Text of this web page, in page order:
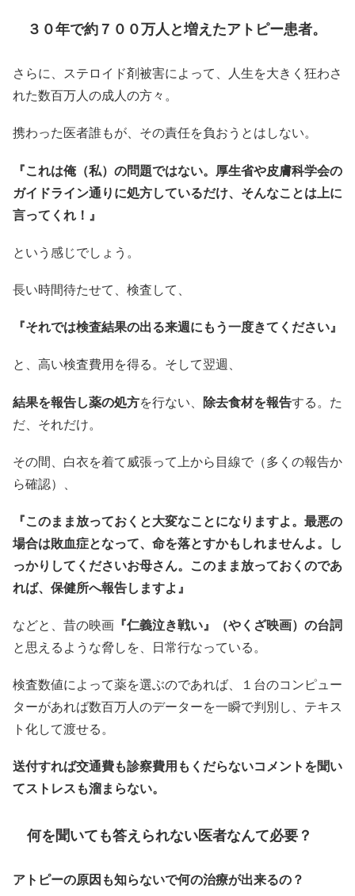
３０年で約７００万人と増えたアトピー患者。
さらに、ステロイド剤被害によって、人生を大きく狂わさ
れた数百万人の成人の方々。
携わった医者誰もが、その責任を負おうとはしない。
『これは俺（私）の問題ではない。厚生省や皮膚科学会の
ガイドライン通りに処方しているだけ、そんなことは上に
言ってくれ！』
という感じでしょう。
長い時間待たせて、検査して、
『それでは検査結果の出る来週にもう一度きてください』
と、高い検査費用を得る。そして翌週、
結果を報告し薬の処方を行ない、 除去食材を報告する。た
だ、それだけ。
その間、白衣を着て威張って上から目線で（多くの報告か
ら確認）、
『このまま放っておくと大変なことになりますよ。最悪の
場合は敗血症となって、命を落とすかもしれませんよ。し
っかりしてくださいお母さん。このまま放っておくのであ
れば、保健所へ報告しますよ』
などと、昔の映画 『仁義泣き戦い』（やくざ映画）の台詞
と思えるような脅しを、日常行なっている。
検査数値によって薬を選ぶのであれば、１台のコンピュー
ターがあれば数百万人のデーターを一瞬で判別し、テキス
ト化して渡せる。
送付すれば交通費も診察費用もくだらないコメントを聞い
てストレスも溜まらない。
何を聞いても答えられない医者なんて必要？
アトピーの原因も知らないで何の治療が出来るの？